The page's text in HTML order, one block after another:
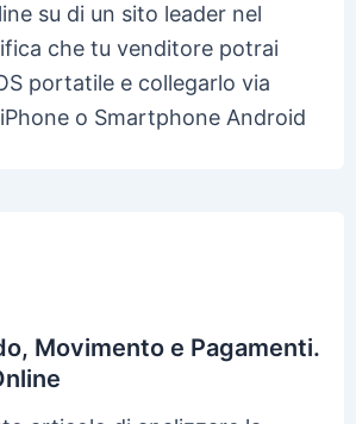
su di un sito leader nel
che tu venditore potrai
portatile e collegarlo via
o Smartphone Android
Movimento e Pagamenti.